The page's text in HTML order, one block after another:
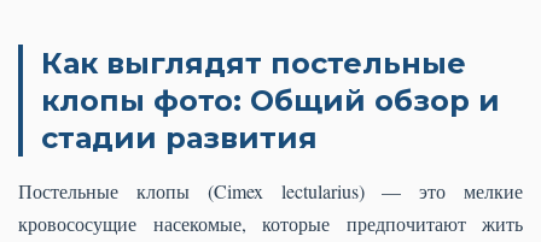
Как выглядят постельные
клопы фото: Общий обзор и
стадии развития
Постельные клопы (Cimex lectularius) — это мелкие
кровососущие насекомые, которые предпочитают жить